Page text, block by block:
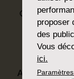
Que vous
que vous
trouverez
Avec nos
proposer
des
Vous
ici.